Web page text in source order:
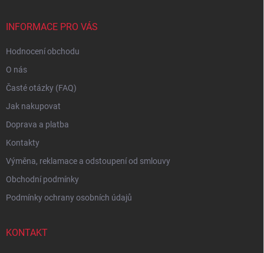
INFORMACE PRO VÁS
Hodnocení obchodu
O nás
Časté otázky (FAQ)
Jak nakupovat
Doprava a platba
Kontakty
Výměna, reklamace a odstoupení od smlouvy
Obchodní podmínky
Podmínky ochrany osobních údajů
KONTAKT